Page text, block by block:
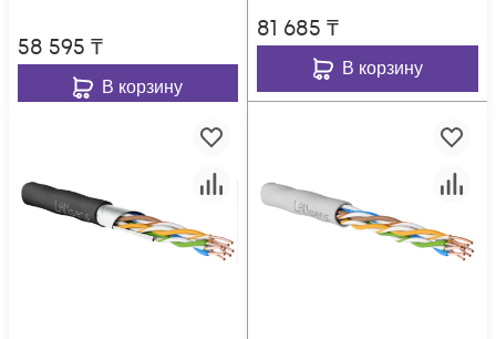
58 595 ₸
В корзину
81 685 ₸
В корзину